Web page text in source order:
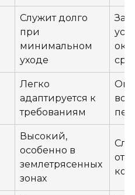
Служит долго
при
минимальном
уходе
Легко
адаптируется к
требованиям
Высокий,
особенно в
землетрясенных
зонах
от